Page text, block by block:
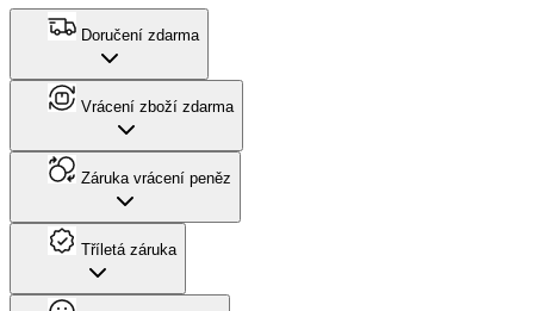
Doručení zdarma
Vrácení zboží zdarma
Záruka vrácení peněz
Tříletá záruka